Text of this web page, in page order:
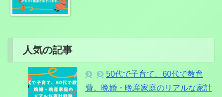
人気の記事
50代で子育て、60代で教育
費。晩婚・晩産家庭のリアルな家計